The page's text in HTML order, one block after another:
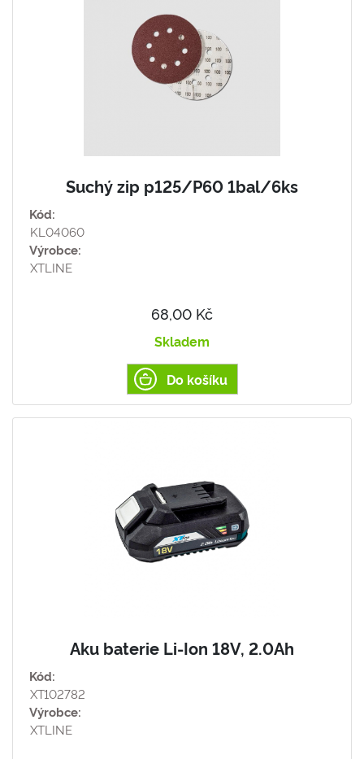
Suchý zip p125/P60 1bal/6ks
Kód:
KL04060
Výrobce:
XTLINE
68,00 Kč
Skladem
Do košíku
Aku baterie Li-Ion 18V, 2.0Ah
Kód:
XT102782
Výrobce:
XTLINE